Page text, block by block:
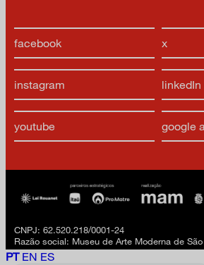
facebook x
instagram linkedIn
youtube google
CNPJ: 62.520.218/0001-24
Razão social: Museu de Arte Moderna de
PT EN ES